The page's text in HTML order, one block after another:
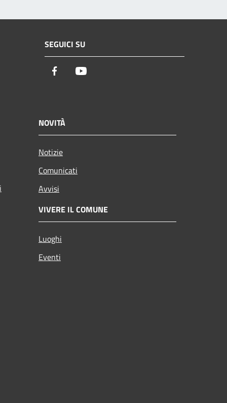
SEGUICI SU
Facebook
NOVITÀ
Notizie
Comunicati
Avvisi
VIVERE IL COMUNE
Luoghi
Eventi